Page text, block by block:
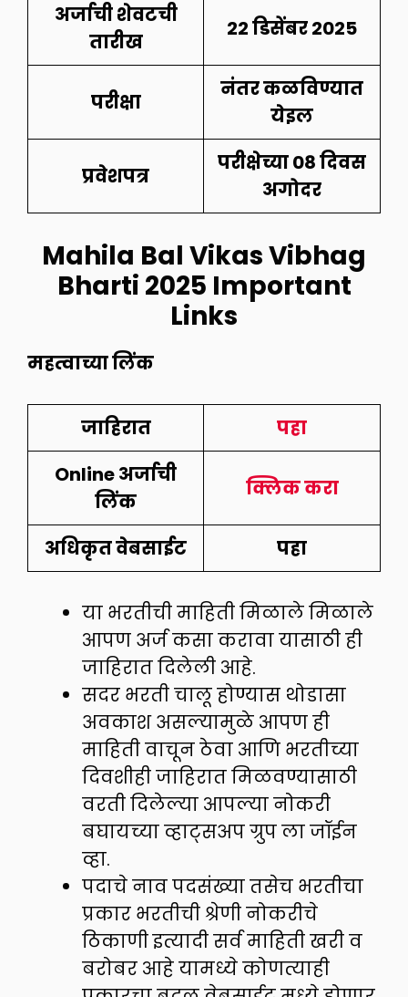
अर्जाची शेवटची
तारीख
22 डिसेंबर 2025
परीक्षा
नंतर कळविण्यात
येइल
प्रवेशपत्र
परीक्षेच्या 08 दिवस
अगोदर
Mahila Bal Vikas Vibhag
Bharti 2025 Important
Links
महत्वाच्या लिंक
जाहिरात
पहा
Online अर्जाची
लिंक
क्लिक करा
अधिकृत वेबसाईट पहा
या भरतीची माहिती मिळाले मिळाले
आपण अर्ज कसा करावा यासाठी ही
जाहिरात दिलेली आहे.
सदर भरती चालू होण्यास थोडासा
अवकाश असल्यामुळे आपण ही
माहिती वाचून ठेवा आणि भरतीच्या
दिवशीही जाहिरात मिळवण्यासाठी
वरती दिलेल्या आपल्या नोकरी
बघायच्या व्हाट्सअप ग्रुप ला जॉईन
व्हा.
पदाचे नाव पदसंख्या तसेच भरतीचा
प्रकार भरतीची श्रेणी नोकरीचे
ठिकाणी इत्यादी सर्व माहिती खरी व
बरोबर आहे यामध्ये कोणत्याही